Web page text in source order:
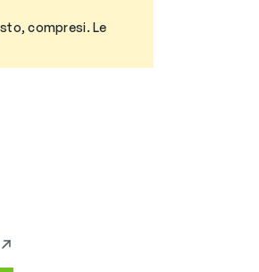
compresi. Le